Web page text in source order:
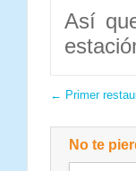
Así
← Primer
No te